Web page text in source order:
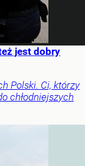
jest dobry
Polski. Ci, którzy
chłodniejszych